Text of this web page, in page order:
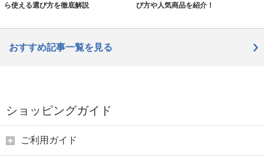
ら使える選び方を徹底解説
び方や人気商品を紹介！
おすすめ記事一覧を見る
ショッピングガイド
ご利用ガイド